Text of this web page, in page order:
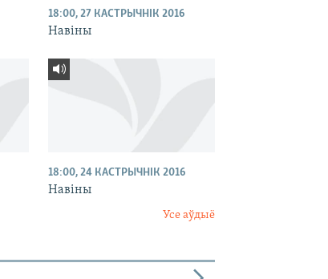
18:00, 27 КАСТРЫЧНІК 2016
Навіны
18:00, 24 КАСТРЫЧНІК 2016
Навіны
Усе аўдыё